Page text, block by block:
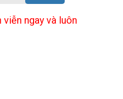
ngay và luôn